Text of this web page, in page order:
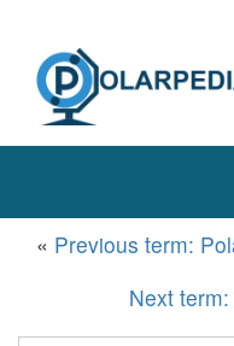
« Previous term:
Next